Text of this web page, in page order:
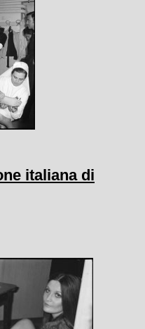
italiana di